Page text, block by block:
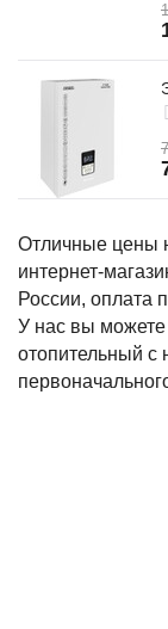
Отличные цены
интернет-
России, оплата
У нас вы можете
отопительный с